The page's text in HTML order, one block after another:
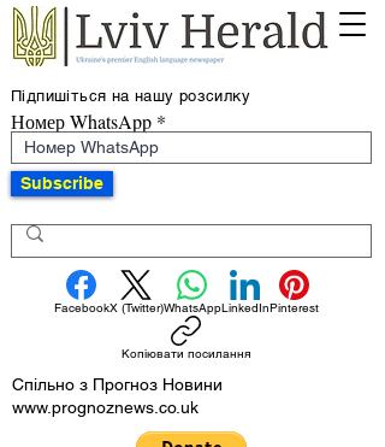
Підпишіться на нашу розсилку
Номер WhatsApp
Subscribe
FacebookX (Twitter)WhatsAppLinkedInPinterest
Копіювати посилання
Спільно з Прогноз Новини
www.prognoznews.co.uk